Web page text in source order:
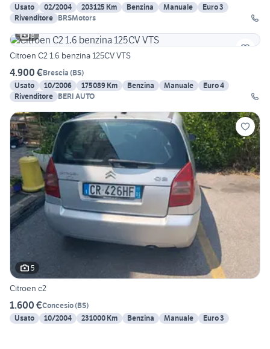
Usato
02/2004 203125 Km Benzina Manuale
Euro 3
Rivenditore BRSMotors
8
Citroen C2 1.6 benzina 125CV VTS
4.900 €Brescia (BS)
Usato
10/2006 175089 Km Benzina Manuale
Euro 4
Rivenditore BERI AUTO
5
Citroen c2
1.600 €Concesio(BS)
Usato
10/2004 231000 Km Benzina Manuale Euro 3